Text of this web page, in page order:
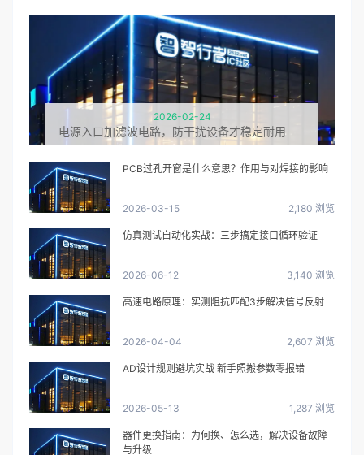
2026-02-24
电源入口加滤波电路，防干扰设备才稳定耐用
PCB过孔开窗是什么意思？作用与对焊接的影响
2026-03-15 2,180 浏览
仿真测试自动化实战：三步搞定接口循环验证
2026-06-12 3,140 浏览
高速电路原理：实测阻抗匹配3步解决信号反射
2026-04-04 2,607 浏览
AD设计规则避坑实战 新手照搬参数零报错
2026-05-13 1,287 浏览
器件更换指南：为何换、怎么选，解决设备故障
与升级